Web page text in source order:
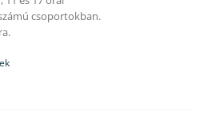
csoportokban.